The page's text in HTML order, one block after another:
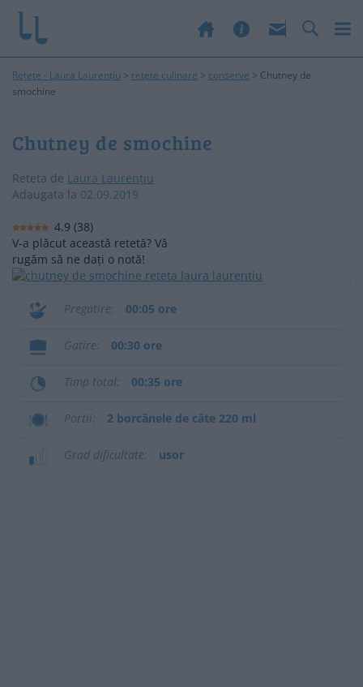
Rețete - Laura Laurențiu > retete culinare > conserve > Chutney de
smochine
Chutney de smochine
Reteta de Laura Laurențiu
Adaugata la 02.09.2019
4.9 (38)
V-a plăcut această retetă? Vă
rugăm să ne dați o notă!
Pregatire 00:05 ore
Gatire 00:30 ore
Timp total 00:35 ore
Portii 2 borcănele de câte 220 ml
Grad dificultate usor